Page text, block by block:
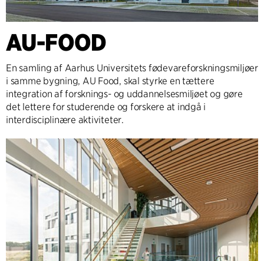
AU-FOOD
En samling af Aarhus Universitets fødevareforskningsmiljøer
i samme bygning, AU Food, skal styrke en tættere
integration af forsknings- og uddannelsesmiljøet og gøre
det lettere for studerende og forskere at indgå i
interdisciplinære aktiviteter.